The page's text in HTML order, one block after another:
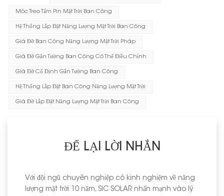
Móc Treo Tấm Pin Mặt Trời Ban Công
Hệ Thống Lắp Đặt Năng Lượng Mặt Trời Ban Công
Giá Đỡ Ban Công Năng Lượng Mặt Trời Pháp
Giá Đỡ Gắn Tường Ban Công Có Thể Điều Chỉnh
Giá Đỡ Cố Định Gắn Tường Ban Công
Hệ Thống Lắp Đặt Ban Công Năng Lượng Mặt Trời
Giá Đỡ Lắp Đặt Năng Lượng Mặt Trời Ban Công
ĐỂ LẠI LỜI NHẮN
Với đội ngũ chuyên nghiệp có kinh nghiệm về năng
lượng mặt trời 10 năm, SIC SOLAR nhấn mạnh vào lý